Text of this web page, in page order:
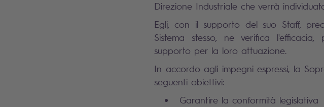
Direzione Industriale che verrà
Egli, con il supporto del suo Staff,
Sistema stesso, ne verifica
supporto per la loro attuazione.
In accordo agli impegni espressi, la
seguenti obiettivi:
Garantire la conformità legislativa